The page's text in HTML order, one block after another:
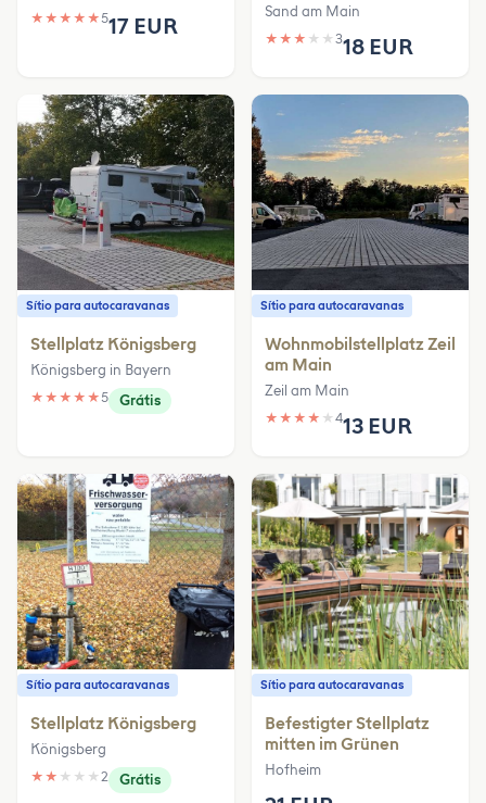
★ ★ ★ ★ ★517 EUR
Sand am Main
★ ★ ★ ★ ★ 318 EUR
Sítio para autocaravanas
Stellplatz Königsberg
Königsberg in Bayern
★ ★ ★ ★ ★5 Grátis
Sítio para autocaravanas
Wohnmobilstellplatz Zeil
am Main
Zeil am Main
★ ★ ★ ★ ★ 413 EUR
Sítio para autocaravanas
Stellplatz Königsberg
Königsberg
★ ★ ★ ★ ★ 2 Grátis
Sítio para autocaravanas
Befestigter Stellplatz
mitten im Grünen
Hofheim